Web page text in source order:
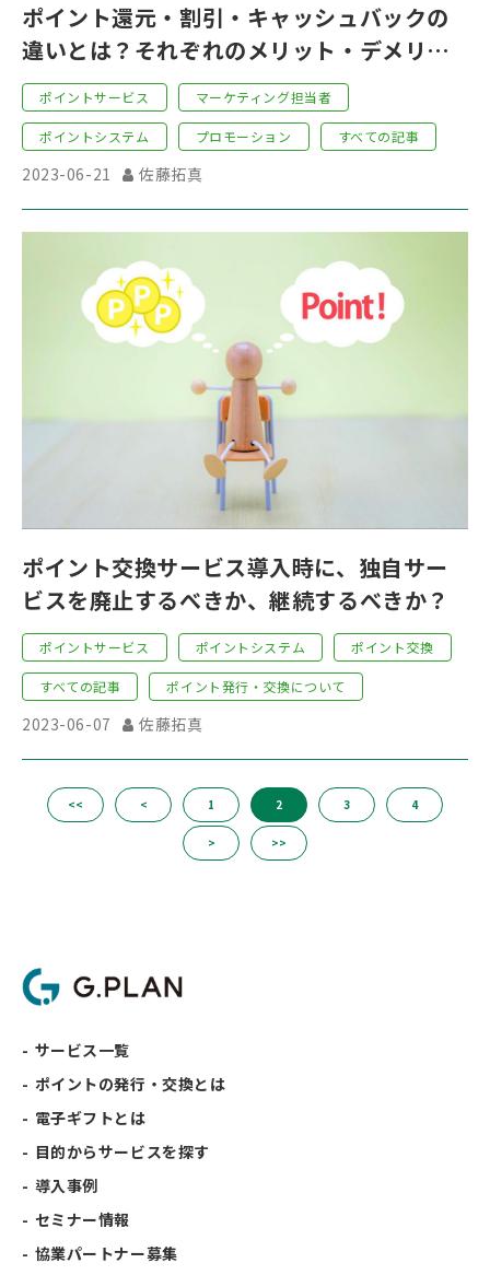
ポイント還元・割引・キャッシュバックの
違いとは？それぞれのメリット・デメリッ
トを解説！
ポイントサービス マーケティング担当者
ポイントシステム プロモーション すべての記事
2023-06-21 佐藤拓真
ポイント交換サービス導入時に、独自サー
ビスを廃止するべきか、継続するべきか？
ポイントサービス ポイントシステム ポイント交換
すべての記事 ポイント発行・交換について
2023-06-07 佐藤拓真
<< < 1 2 3 4
> >>
サービス一覧
ポイントの発行・交換とは
電子ギフトとは
目的からサービスを探す
導入事例
セミナー情報
協業パートナー募集